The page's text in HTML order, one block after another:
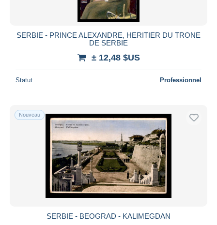
SERBIE - PRINCE ALEXANDRE, HERITIER DU TRONE
DE SERBIE
± 12,48 $US
Statut Professionnel
Nouveau
SERBIE - BEOGRAD - KALIMEGDAN